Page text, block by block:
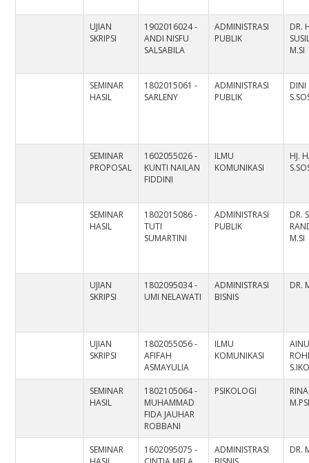
UJIAN
SKRIPSI
1902016024 -
ANDI NISFU
SALSABILA
ADMINISTRASI
PUBLIK
DR.
M.SI
SEMINAR
HASIL
1802015061 -
SARLENY
ADMINISTRASI
PUBLIK
DINI
SEMINAR
PROPOSAL
1602055026 -
KUNTI NAILAN
FIDDINI
ILMU
KOMUNIKASI
HJ.
SEMINAR
HASIL
1802015086 -
TUTI
SUMARTINI
ADMINISTRASI
PUBLIK
DR.
M.SI
UJIAN
SKRIPSI
1802095034 -
UMI NELAWATI
ADMINISTRASI
BISNIS
DR.
UJIAN
SKRIPSI
1802055056 -
AFIFAH
ASMAYULIA
ILMU
KOMUNIKASI
SEMINAR
HASIL
1802105064 -
MUHAMMAD
FIDA JAUHAR
ROBBANI
PSIKOLOGI
SEMINAR
1602095075 -
ADMINISTRASI
DR.